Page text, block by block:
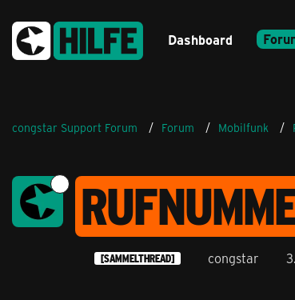
Dashboard
congstar Support Forum Forum Mobilfunk
[SAMMELTHREAD] congstar